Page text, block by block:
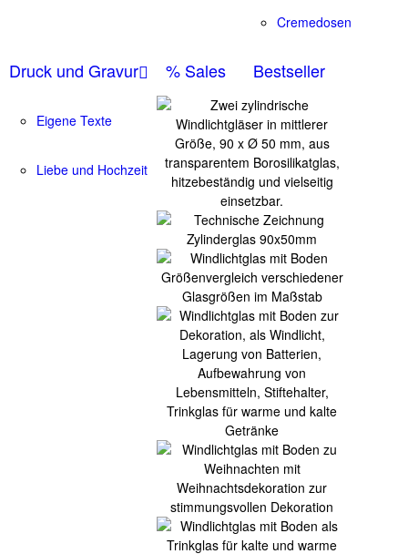
Cremedosen
Druck und Gravur
Eigene Texte
Liebe und Hochzeit
% Sales Bestseller